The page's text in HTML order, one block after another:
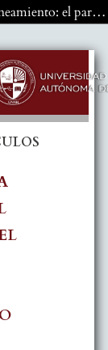
Importancia de la gestión regional del saneamiento: el paradigma del Estado de Santa Catarina en el uso del subsidio cruzado